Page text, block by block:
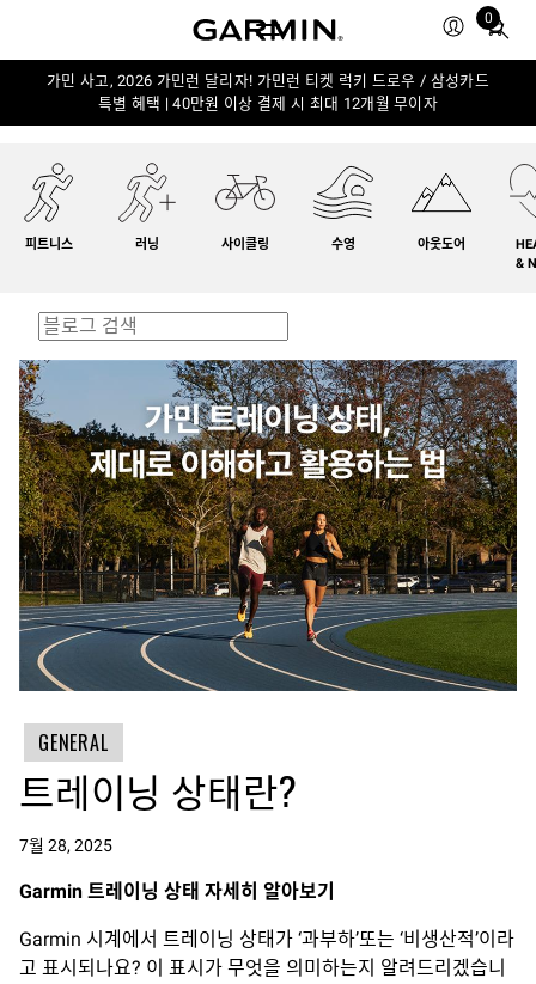
0
Total
in
가민 사고, 2026 가민런 달리자! 가민런 티켓 럭키 드로우 / 삼성카드
특별 혜택 | 40만원 이상 결제 시 최대 12개월 무이자
피트니스 러닝 사이클링 수영 아웃도어
&
GENERAL
트레이닝 상태란?
7월 28, 2025
Garmin 트레이닝 상태 자세히 알아보기
Garmin 시계에서 트레이닝 상태가 ‘과부하’또는 ‘비생산적’이라
고 표시되나요? 이 표시가 무엇을 의미하는지 알려드리겠습니